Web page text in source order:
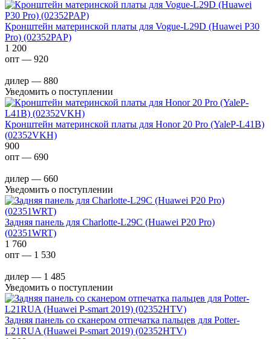
Кронштейн материнской платы для Vogue-L29D (Huawei P30
Pro) (02352PAP)
1 200
опт — 920
дилер — 880
Уведомить о поступлении
Кронштейн материнской платы для Honor 20 Pro (YaleP-L41B)
(02352VKH)
900
опт — 690
дилер — 660
Уведомить о поступлении
Задняя панель для Charlotte-L29C (Huawei P20 Pro)
(02351WRT)
1 760
опт — 1 530
дилер — 1 485
Уведомить о поступлении
Задняя панель со сканером отпечатка пальцев для Potter-
L21RUA (Huawei P-smart 2019) (02352HTV)